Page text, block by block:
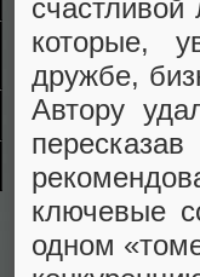
которые,
дружбе,
Автору
ключевые
одном